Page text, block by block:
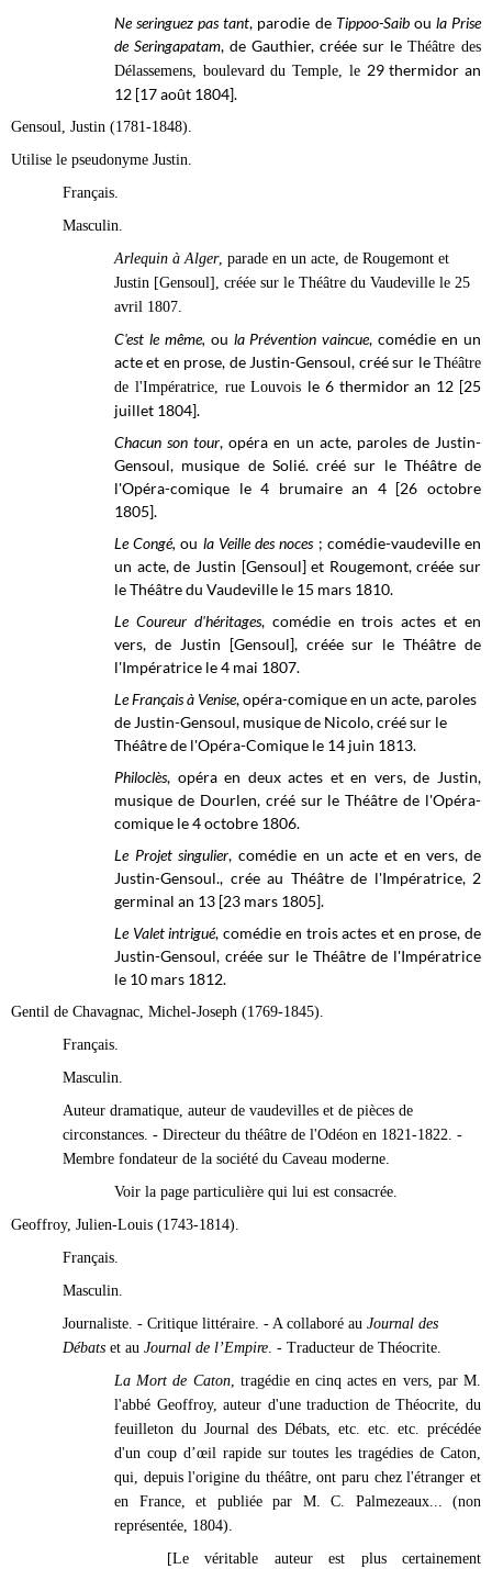
Ne seringuez pas tant, parodie de Tippoo-Saib ou la Prise
de Seringapatam, de Gauthier, créée sur le Théâtre des
Délassemens, boulevard du Temple, le 29 thermidor an
12 [17 août 1804].
Gensoul, Justin (1781-1848).
Utilise le pseudonyme Justin.
Français.
Masculin.
Arlequin à Alger, parade en un acte, de Rougemont et
Justin [Gensoul], créée sur le Théâtre du Vaudeville le 25
avril 1807.
C'est le même, ou la Prévention vaincue, comédie en un
acte et en prose, de Justin-Gensoul, créé sur le Théâtre
de l'Impératrice, rue Louvois le 6 thermidoran 12 [25
juillet 1804].
Chacun son tour, opéra en un acte, paroles de Justin-
Gensoul, musique de Solié. créé sur le Théâtre de
l'Opéra-comique le4 brumaire an 4 [26 octobre
1805].
Le Congé,ou la Veille des noces ; comédie-vaudeville en
un acte, de Justin [Gensoul] et Rougemont, créée sur
leThéâtre du Vaudeville le 15 mars 1810.
Le Coureur d'héritages, comédie en trois actes et en
vers, de Justin [Gensoul], créée sur leThéâtre de
l'Impératrice le 4 mai 1807.
Le Français à Venise, opéra-comique en un acte, paroles
de Justin-Gensoul, musique de Nicolo, créé sur le
Théâtre de l'Opéra-Comique le 14 juin 1813.
Philoclès, opéra en deux actes et en vers, de Justin,
musique de Dourlen, créé sur le Théâtre de l'Opéra-
comique le 4 octobre 1806.
Le Projet singulier, comédie en un acte et en vers, de
Justin-Gensoul., crée au Théâtre de l'Impératrice, 2
germinal an 13 [23 mars 1805].
Le Valet intrigué, comédie en trois actes et en prose, de
Justin-Gensoul, créée sur le Théâtre de l'Impératrice
le 10 mars 1812.
Gentil de Chavagnac, Michel-Joseph (1769-1845).
Français.
Masculin.
Auteur dramatique, auteur de vaudevilles et de pièces de
circonstances. - Directeur du théâtre de l'Odéon en 1821-1822. -
Membre fondateur de la société du Caveau moderne.
Voir la page particulière qui lui est consacrée.
Geoffroy, Julien-Louis (1743-1814).
Français.
Masculin.
Journaliste. - Critique littéraire. - A collaboré au Journal des
Débats et au Journal de l’Empire. - Traducteur de Théocrite.
La Mort de Caton, tragédie en cinq actes en vers, par M.
l'abbé Geoffroy, auteur d'une traduction de Théocrite, du
feuilleton du Journal des Débats, etc. etc. etc. précédée
d'un coup d’œil rapide sur toutes les tragédies de Caton,
qui, depuis l'origine du théâtre, ont paru chez l'étranger et
en France, et publiée par M. C. Palmezeaux... (non
représentée, 1804).
[Le véritable auteur est plus certainement